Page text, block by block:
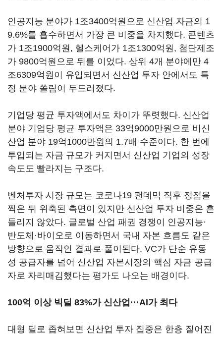
인공지능 분야가 1조3400억원으로 신산업 자금의 1
9.6%를 흡수하면서 가장 큰 비중을 차지했다. 콘텐츠
가 1조1900억원, 헬스케어가 1조1300억원, 첨단제조
가 9800억원으로 뒤를 이었다. 상위 4개 분야에만 4
조6309억원이 유입되면서 신산업 투자 안에서도 특
정 분야 쏠림이 두드러졌다.
기업당 평균 투자액에서도 차이가 뚜렷했다. 신산업
분야 기업당 평균 투자액은 33억9000만원으로 비신
산업 분야 19억1000만원의 1.7배 수준이다. 한 번에
투입되는 자금 규모가 커지면서 신산업 기업의 성장
속도도 빨라지는 구조다.
벤처투자 시장 규모는 코로나19 팬데믹 직후 정점을
찍은 뒤 위축된 측면이 있지만 신산업 투자 비중은 흔
들리지 않았다. 글로벌 산업 패권 경쟁이 인공지능·
반도체·바이오로 이동하면서 국내 자본 흐름도 같은
방향으로 움직인 결과로 풀이된다. VC가 단순 유동
성 공급자를 넘어 신산업 자본시장의 핵심 자금 공급
자로 자리매김했다는 평가도 나오는 배경이다.
100억 이상 빅딜 83%가 신산업···AI가 최다
대형 딜로 좁혀보면 신산업 투자 집중은 한층 짙어진